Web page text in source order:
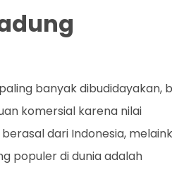
banyak dibudidayakan,
komersial karena nilai
dari Indonesia,
populer di dunia adalah